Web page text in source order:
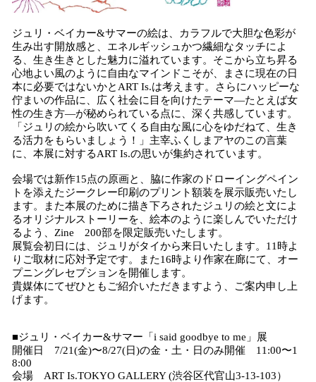
ジュリ・ベイカー&サマーの絵は、カラフルで大胆な色彩が
生み出す開放感と、エネルギッシュかつ繊細なタッチによ
る、生き生きとした魅力に溢れています。そこから立ち昇る
心地よい風のように自由なマインドこそが、まさに現在の日
本に必要ではないかとART Is.は考えます。さらにハッピーな
佇まいの作品に、広く社会に目を向けたテーマ―たとえば女
性の生き方―が秘められている点に、深く共感しています。
「ジュリの絵から吹いてくる自由な風に心をゆだねて、生き
る活力をもらいましょう！」主宰ふくしまアヤのこの言葉
に、本展に対するART Is.の思いが集約されています。
会場では新作15点の原画と、脇に作家のドローイングペイン
トを添えたジークレー印刷のプリント額装を展示販売いたし
ます。また本展のために描き下ろされたジュリの絵と文によ
るオリジナルストーリーを、絵本のように楽しんでいただけ
るよう、Zine 200部を限定販売いたします。
展覧会初日には、ジュリがタイから来日いたします。11時よ
りご取材に応対予定です。また16時より作家在廊にて、オー
プニングレセプションを開催します。
貴媒体にてぜひともご紹介いただきますよう、ご案内申し上
げます。
■ジュリ・ベイカー&サマー「i said goodbye to me」展
開催日 7/21(金)〜8/27(日)の金・土・日のみ開催 11:00〜1
8:00
会場 ART Is.TOKYO GALLERY (渋谷区代官山3-13-103）